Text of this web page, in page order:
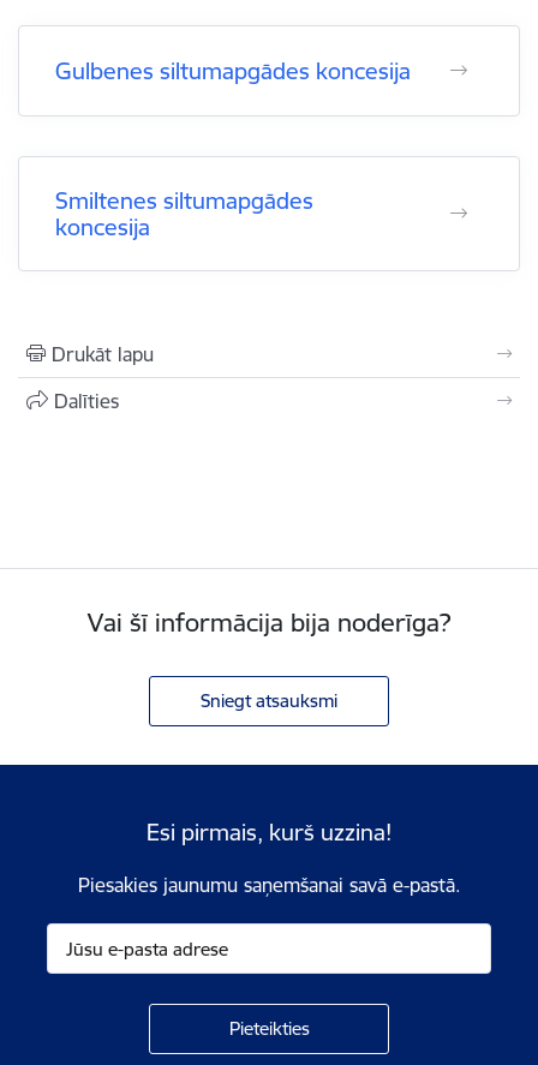
Gulbenes siltumapgādes koncesija
Smiltenes siltumapgādes
koncesija
Drukāt lapu
Dalīties
Vai šī informācija bija noderīga?
Sniegt atsauksmi
Esi pirmais, kurš uzzina!
Piesakies jaunumu saņemšanai savā e-pastā.